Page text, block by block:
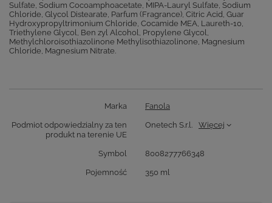
Sulfate, Sodium Cocoamphoacetate, MIPA-Lauryl Sulfate, Sodium
Chloride, Glycol Distearate, Parfum (Fragrance), Citric Acid, Guar
Hydroxypropyltrimonium Chloride, Cocamide MEA, Laureth-10,
Triethylene Glycol, Ben zyl Alcohol, Propylene Glycol,
Methylchloroisothiazolinone Methylisothiazolinone, Magnesium
Chloride, Magnesium Nitrate.
Marka Fanola
Podmiot odpowiedzialny za ten
produkt na terenie UE
Onetech S.r.l. Więcej
Symbol 8008277766348
Pojemność 350 ml